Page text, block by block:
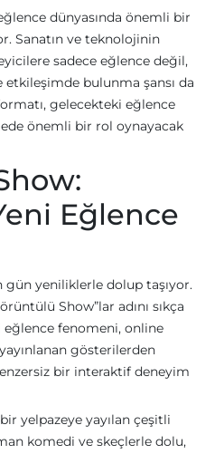
dünyasında önemli bir
Sanatın ve teknolojinin
sadece eğlence değil,
etkileşimde bulunma şansı da
gelecekteki eğlence
önemli bir rol oynayacak
Eğlence
gün yeniliklerle dolup taşıyor.
Show”lar adını sıkça
eğlence fenomeni, online
gösterilerden
bir interaktif deneyim
yelpazeye yayılan çeşitli
komedi ve skeçlerle dolu,